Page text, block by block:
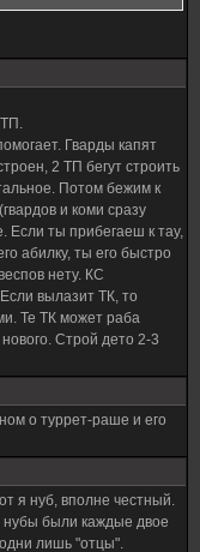
Гварды капят
2 ТП бегут строить
Потом бежим к
и коми сразу
Если ты прибегаеш к тау,
абилку, ты его быстро
нету. КС
вылазит ТК, то
Те ТК может раба
Строй дето 2-3
о туррет-раше и его
я нуб, вполне честный.
нубы были каждые двое
лишь "отцы".